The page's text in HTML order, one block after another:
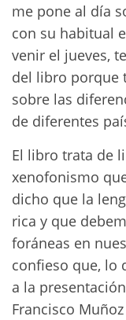
me pone al día
con su habitual
venir el jueves,
del libro porque
sobre las
de diferentes
El libro trata de
xenofonismo
dicho que la
rica y que
foráneas en
confieso que, lo
a la
Francisco